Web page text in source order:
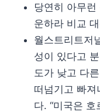
당연히 아무
운하라 비교
월스트리트저
성이 있다고
도가 낮고 다
떠넘기고 빠져
다. “미국은